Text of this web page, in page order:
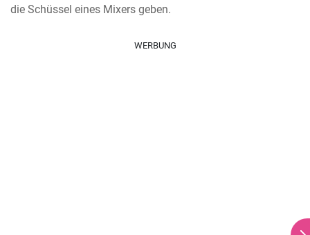
die Schüssel eines Mixers geben.
WERBUNG